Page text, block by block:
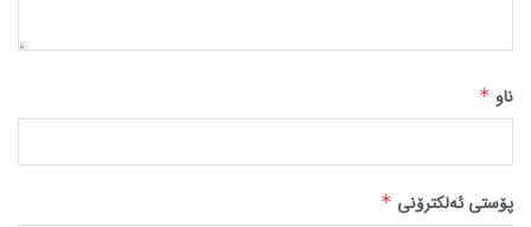
ناو *
پۆستی ئەلکترۆنی *